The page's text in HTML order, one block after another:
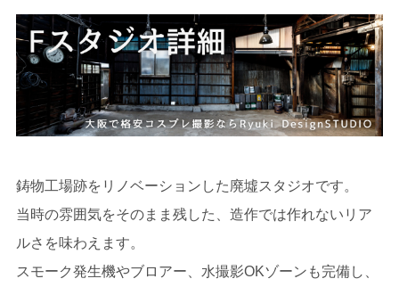
鋳物工場跡をリノベーションした廃墟スタジオです。
当時の雰囲気をそのまま残した、造作では作れないリア
ルさを味わえます。
スモーク発生機やブロアー、水撮影OKゾーンも完備し、